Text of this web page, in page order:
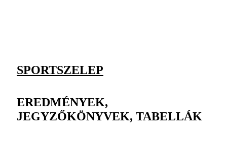
SPORTSZELEP
EREDMÉNYEK,
JEGYZŐKÖNYVEK, TABELLÁK